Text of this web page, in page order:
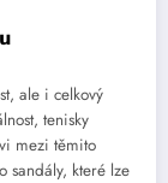
ale i celkový
tenisky
mezi těmito
sandály, které lze